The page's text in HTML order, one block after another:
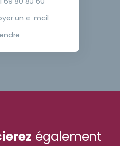
un e-mail
également